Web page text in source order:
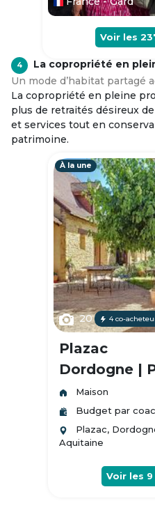
Voir les
4
La copropriété en
Un mode d’habitat partagé
La copropriété en pleine
plus de retraités désireux
et services tout en
patrimoine.
À la une
20 4 co-
Plazac
Dordogne |
Maison
Budget par
Plazac,
Aquitaine
Voir les 9